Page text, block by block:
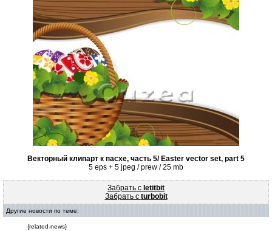
Векторный клипарт к пасхе, часть 5/ Easter vector set, part 5
5 eps + 5 jpeg / prew / 25 mb
Забрать с letitbit
Забрать с turbobit
Другие новости по теме:
{related-news}